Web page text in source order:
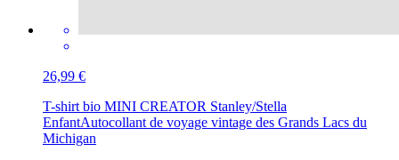
26,99 €
T-shirt bio MINI CREATOR Stanley/Stella
EnfantAutocollant de voyage vintage des Grands Lacs du
Michigan